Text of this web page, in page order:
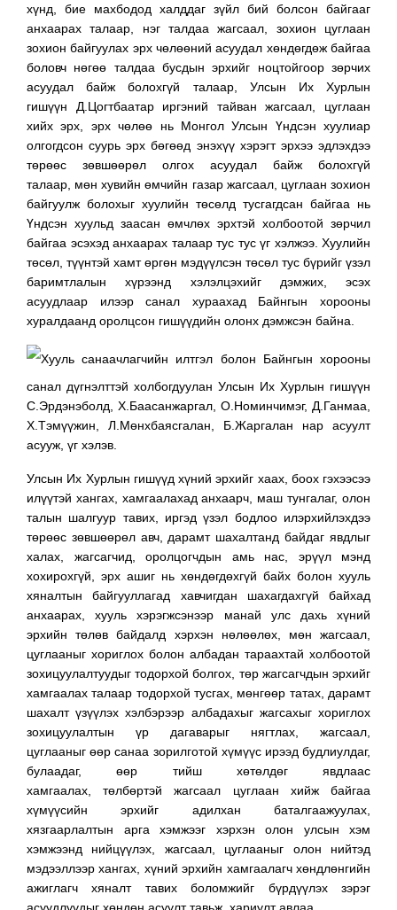
хүнд, бие махбодод халддаг зүйл бий болсон байгааг
анхаарах талаар, нэг талдаа жагсаал, зохион цуглаан
зохион байгуулах эрх чөлөөний асуудал хөндөгдөж байгаа
боловч нөгөө талдаа бусдын эрхийг ноцтойгоор зөрчих
асуудал байж болохгүй талаар, Улсын Их Хурлын
гишүүн Д.Цогтбаатар иргэний тайван жагсаал, цуглаан
хийх эрх, эрх чөлөө нь Монгол Улсын Үндсэн хуулиар
олгогдсон суурь эрх бөгөөд энэхүү хэрэгт эрхээ эдлэхдээ
төрөөс зөвшөөрөл олгох асуудал байж болохгүй
талаар, мөн хувийн өмчийн газар жагсаал, цуглаан зохион
байгуулж болохыг хуулийн төсөлд тусгагдсан байгаа нь
Үндсэн хуульд заасан өмчлөх эрхтэй холбоотой зөрчил
байгаа эсэхэд анхаарах талаар тус тус үг хэлжээ. Хуулийн
төсөл, түүнтэй хамт өргөн мэдүүлсэн төсөл тус бүрийг үзэл
баримтлалын хүрээнд хэлэлцэхийг дэмжих, эсэх
асуудлаар илээр санал хураахад Байнгын хорооны
хуралдаанд оролцсон гишүүдийн олонх дэмжсэн байна.
Хууль санаачлагчийн илтгэл болон Байнгын хорооны
санал дүгнэлттэй холбогдуулан Улсын Их Хурлын гишүүн
С.Эрдэнэболд, Х.Баасанжаргал, О.Номинчимэг, Д.Ганмаа,
Х.Тэмүүжин, Л.Мөнхбаясгалан, Б.Жаргалан нар асуулт
асууж, үг хэлэв.
Улсын Их Хурлын гишүүд хүний эрхийг хаах, боох гэхээсээ
илүүтэй хангах, хамгаалахад анхаарч, маш тунгалаг, олон
талын шалгуур тавих, иргэд үзэл бодлоо илэрхийлэхдээ
төрөөс зөвшөөрөл авч, дарамт шахалтанд байдаг явдлыг
халах, жагсагчид, оролцогчдын амь нас, эрүүл мэнд
хохирохгүй, эрх ашиг нь хөндөгдөхгүй байх болон хууль
хяналтын байгууллагад хавчигдан шахагдахгүй байхад
анхаарах, хууль хэрэгжсэнээр манай улс дахь хүний
эрхийн төлөв байдалд хэрхэн нөлөөлөх, мөн жагсаал,
цуглааныг хориглох болон албадан тараахтай холбоотой
зохицуулалтуудыг тодорхой болгох, төр жагсагчдын эрхийг
хамгаалах талаар тодорхой тусгах, мөнгөөр татах, дарамт
шахалт үзүүлэх хэлбэрээр албадахыг жагсахыг хориглох
зохицуулалтын үр дагаварыг нягтлах, жагсаал,
цуглааныг өөр санаа зорилготой хүмүүс ирээд будлиулдаг,
булаадаг, өөр тийш хөтөлдөг явдлаас
хамгаалах, төлбөртэй жагсаал цуглаан хийж байгаа
хүмүүсийн эрхийг адилхан баталгаажуулах,
хязгаарлалтын арга хэмжээг хэрхэн олон улсын хэм
хэмжээнд нийцүүлэх, жагсаал, цуглааныг олон нийтэд
мэдээллээр хангах, хүний эрхийн хамгаалагч хөндлөнгийн
ажиглагч хяналт тавих боломжийг бүрдүүлэх зэрэг
асуудлуудыг хөндөн асуулт тавьж, хариулт авлаа.